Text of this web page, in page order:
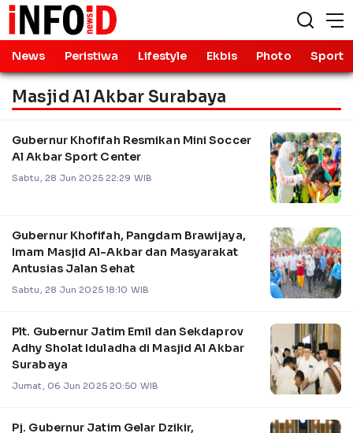
News Peristiwa Lifestyle Ekbis Photo Sport
Masjid Al Akbar Surabaya
Gubernur Khofifah Resmikan Mini Soccer
Al Akbar Sport Center
Sabtu, 28 Jun 2025 22:29 WIB
Gubernur Khofifah, Pangdam Brawijaya,
Imam Masjid Al-Akbar dan Masyarakat
Antusias Jalan Sehat
Sabtu, 28 Jun 2025 18:10 WIB
Plt. Gubernur Jatim Emil dan Sekdaprov
Adhy Sholat Iduladha di Masjid Al Akbar
Surabaya
Jumat, 06 Jun 2025 20:50 WIB
Pj. Gubernur Jatim Gelar Dzikir,